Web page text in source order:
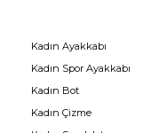
Kadın Ayakkabı
Kadın Spor Ayakkabı
Kadın Bot
Kadın Çizme